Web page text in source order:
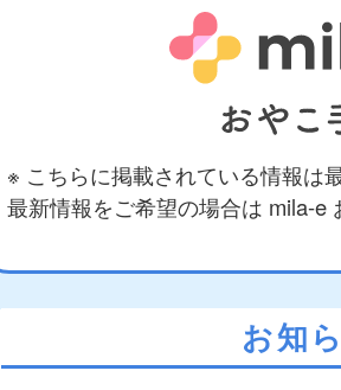
※ こちらに掲載されている情報は
最新情報をご希望の場合は mila-e
お知